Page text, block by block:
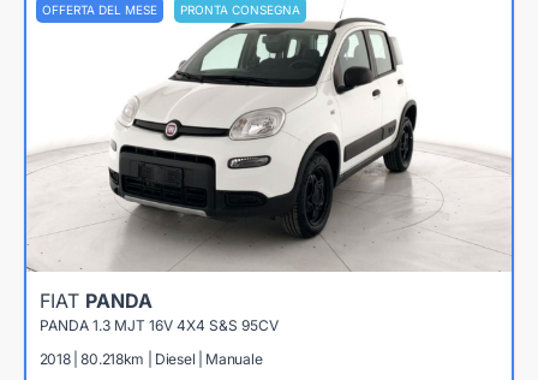
OFFERTA DEL MESE PRONTA CONSEGNA
FIAT PANDA
PANDA 1.3 MJT 16V 4X4 S&S 95CV
2018 | 80.218km | Diesel | Manuale